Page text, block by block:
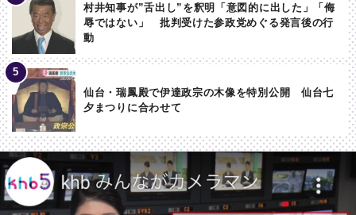
村井知事が”舌出し”を釈明「意図的に出した」「侮
辱ではない」 批判受けた参政党めぐる発言後の行
動
仙台・瑞鳳殿で伊達政宗の木像を特別公開 仙台七
夕まつりに合わせて